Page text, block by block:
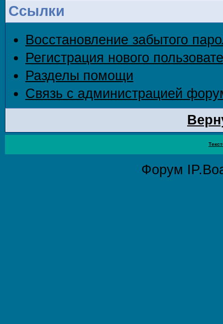
Ссылки
Восстановление забытого
Регистрация нового
Разделы помощи
Связь с администрацией
Форум